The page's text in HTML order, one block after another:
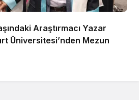
Araştırmacı Yazar
Üniversitesi’nden Mezun